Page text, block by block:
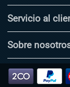
Servicio al
Sobre